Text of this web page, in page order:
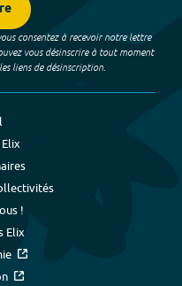
consentez à recevoir notre lettre
vous désinscrire à tout moment
liens de désinscription.
!
Elix